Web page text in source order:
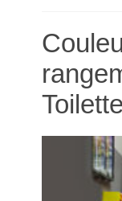
Toilette